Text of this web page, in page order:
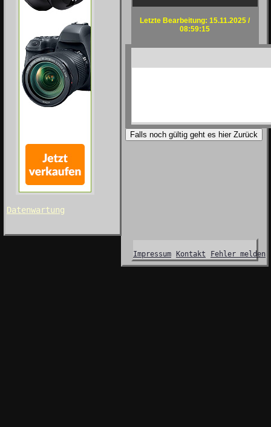
Datenwartung
Letzte Bearbeitung: 15.11.2025 /
08:59:15
Falls noch gültig geht es hier Zurück
Impressum Kontakt Fehler melden